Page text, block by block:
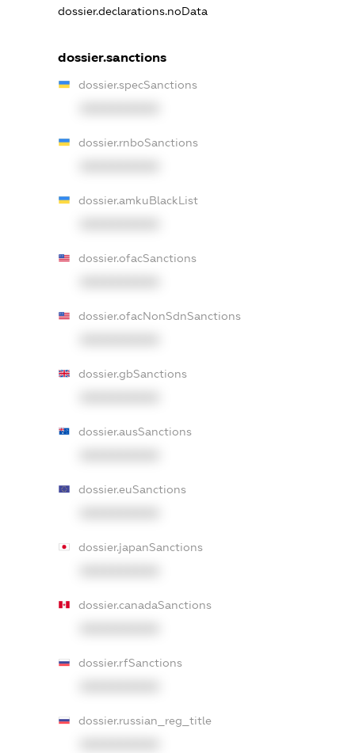
dossier.declarations.noData
dossier.sanctions
dossier.specSanctions
dossier.rnboSanctions
dossier.amkuBlackList
dossier.ofacSanctions
dossier.ofacNonSdnSanctions
dossier.gbSanctions
dossier.ausSanctions
dossier.euSanctions
dossier.japanSanctions
dossier.canadaSanctions
dossier.rfSanctions
dossier.russian_reg_title